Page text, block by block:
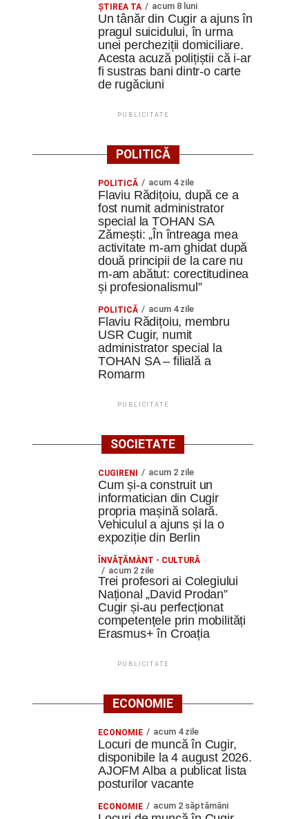
ȘTIREA TA acum 8 luni
Un tânăr din Cugir a ajuns în
pragul suicidului, în urma
unei percheziții domiciliare.
Acesta acuză polițiștii că i-ar
fi sustras bani dintr-o carte
de rugăciuni
PUBLICITATE
POLITICĂ
POLITICĂ acum 4 zile
Flaviu Rădițoiu, după ce a
fost numit administrator
special la TOHAN SA
Zărnești: „În întreaga mea
activitate m-am ghidat după
două principii de la care nu
m-am abătut: corectitudinea
și profesionalismul”
POLITICĂ acum 4 zile
Flaviu Rădițoiu, membru
USR Cugir, numit
administrator special la
TOHAN SA – filială a
Romarm
PUBLICITATE
SOCIETATE
CUGIRENI acum 2 zile
Cum și-a construit un
informatician din Cugir
propria mașină solară.
Vehiculul a ajuns și la o
expoziție din Berlin
ÎNVĂŢĂMÂNT - CULTURĂ
acum 2 zile
Trei profesori ai Colegiului
Național „David Prodan”
Cugir și-au perfecționat
competențele prin mobilități
Erasmus+ în Croația
PUBLICITATE
ECONOMIE
ECONOMIE acum 4 zile
Locuri de muncă în Cugir,
disponibile la 4 august 2026.
AJOFM Alba a publicat lista
posturilor vacante
ECONOMIE acum 2 săptămâni